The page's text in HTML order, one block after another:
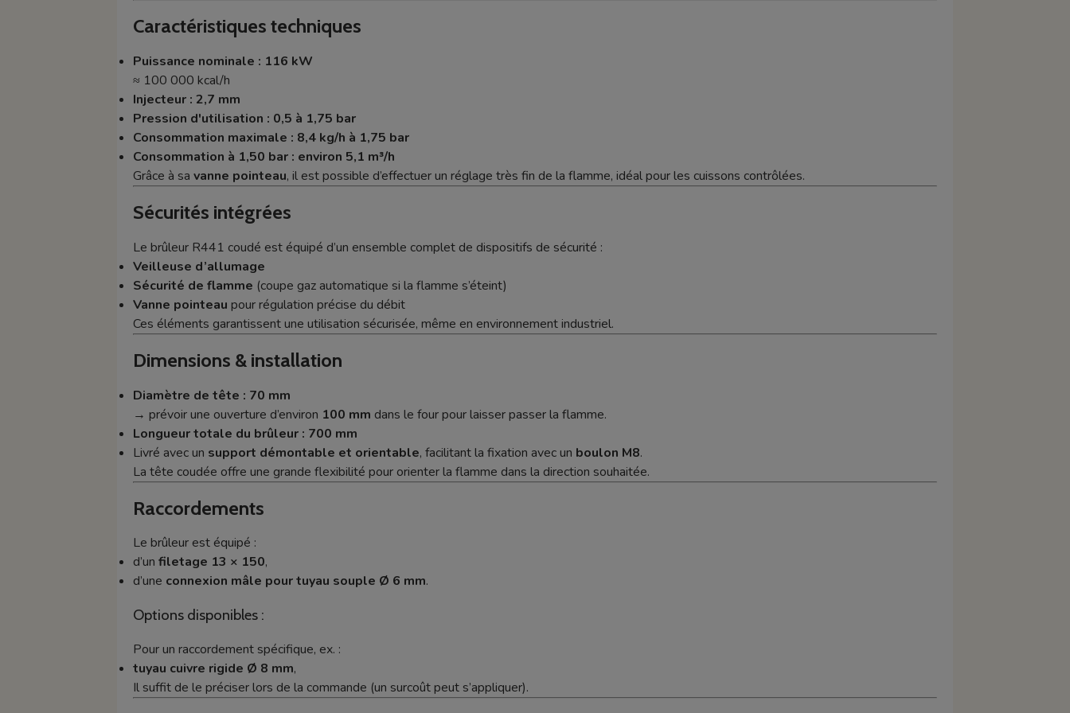
Caractéristiques techniques
Puissance nominale : 116 kW
≈ 100 000 kcal/h
Injecteur : 2,7 mm
Pression d'utilisation : 0,5 à 1,75 bar
Consommation maximale : 8,4 kg/h à 1,75 bar
Consommation à 1,50 bar : environ 5,1 m³/h
Grâce à sa vanne pointeau, il est possible d’effectuer un réglage très fin de la flamme, idéal pour les cuissons contrôlées.
Sécurités intégrées
Le brûleur R441 coudé est équipé d’un ensemble complet de dispositifs de sécurité :
Veilleuse d’allumage
Sécurité de flamme (coupe gaz automatique si la flamme s’éteint)
Vanne pointeau pour régulation précise du débit
Ces éléments garantissent une utilisation sécurisée, même en environnement industriel.
Dimensions & installation
Diamètre de tête : 70 mm
→ prévoir une ouverture d’environ 100 mm dans le four pour laisser passer la flamme.
Longueur totale du brûleur : 700 mm
Livré avec un support démontable et orientable, facilitant la fixation avec un boulon M8.
La tête coudée offre une grande flexibilité pour orienter la flamme dans la direction souhaitée.
Raccordements
Le brûleur est équipé :
d’un filetage 13 × 150,
d’une connexion mâle pour tuyau souple Ø 6 mm.
Options disponibles :
Pour un raccordement spécifique, ex. :
tuyau cuivre rigide Ø 8 mm,
Il suffit de le préciser lors de la commande (un surcoût peut s’appliquer).